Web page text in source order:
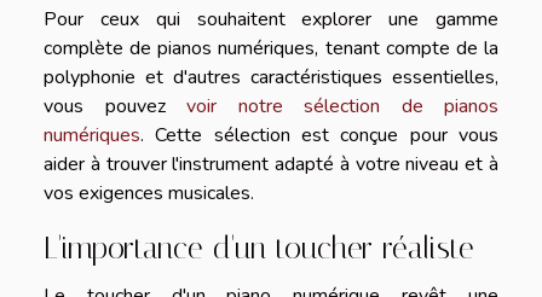
Pour ceux qui souhaitent explorer une gamme
complète de pianos numériques, tenant compte de la
polyphonie et d'autres caractéristiques essentielles,
vous pouvez voir notre sélection de pianos
numériques. Cette sélection est conçue pour vous
aider à trouver l'instrument adapté à votre niveau et à
vos exigences musicales.
L'importance d'un toucher réaliste